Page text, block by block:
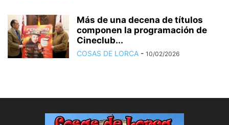
Más de una decena de títulos
componen la programación de
Cineclub...
COSAS DE LORCA - 10/02/2026